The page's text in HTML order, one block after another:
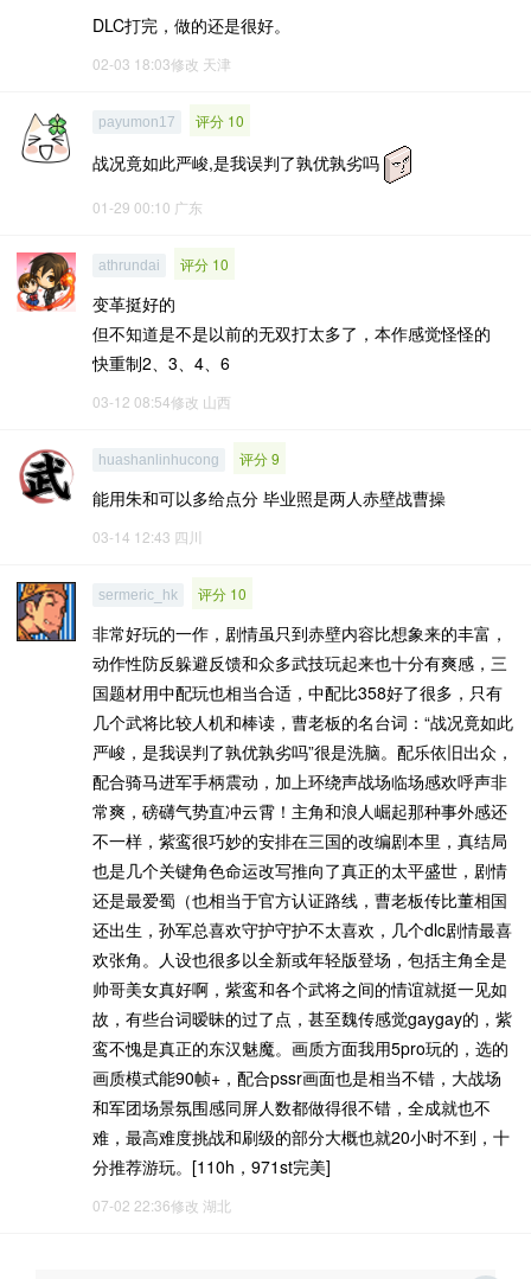
DLC打完，做的还是很好。
02-03 18:03修改 天津
payumon17 评分 10
战况竟如此严峻,是我误判了孰优孰劣吗
01-29 00:10 广东
athrundai 评分 10
变革挺好的
但不知道是不是以前的无双打太多了，本作感觉怪怪的
快重制2、3、4、6
03-12 08:54修改 山西
huashanlinhucong 评分 9
能用朱和可以多给点分 毕业照是两人赤壁战曹操
03-14 12:43 四川
sermeric_hk 评分 10
非常好玩的一作，剧情虽只到赤壁内容比想象来的丰富，
动作性防反躲避反馈和众多武技玩起来也十分有爽感，三
国题材用中配玩也相当合适，中配比358好了很多，只有
几个武将比较人机和棒读，曹老板的名台词：“战况竟如此
严峻，是我误判了孰优孰劣吗”很是洗脑。配乐依旧出众，
配合骑马进军手柄震动，加上环绕声战场临场感欢呼声非
常爽，磅礴气势直冲云霄！主角和浪人崛起那种事外感还
不一样，紫鸾很巧妙的安排在三国的改编剧本里，真结局
也是几个关键角色命运改写推向了真正的太平盛世，剧情
还是最爱蜀（也相当于官方认证路线，曹老板传比董相国
还出生，孙军总喜欢守护守护不太喜欢，几个dlc剧情最喜
欢张角。人设也很多以全新或年轻版登场，包括主角全是
帅哥美女真好啊，紫鸾和各个武将之间的情谊就挺一见如
故，有些台词暧昧的过了点，甚至魏传感觉gaygay的，紫
鸾不愧是真正的东汉魅魔。画质方面我用5pro玩的，选的
画质模式能90帧+，配合pssr画面也是相当不错，大战场
和军团场景氛围感同屏人数都做得很不错，全成就也不
难，最高难度挑战和刷级的部分大概也就20小时不到，十
分推荐游玩。[110h，971st完美]
07-02 22:36修改 湖北